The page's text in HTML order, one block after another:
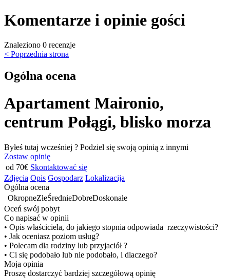
Komentarze i opinie gości
Znaleziono 0 recenzje
< Poprzednia strona
Ogólna ocena
Apartament Maironio,
centrum Połągi, blisko morza
Byłeś tutaj wcześniej ? Podziel się swoją opinią z innymi
Zostaw opinię
od 70€ Skontaktować się
Zdjęcia Opis Gospodarz Lokalizacija
Ogólna ocena
OkropneZłeŚrednieDobreDoskonałe
Oceń swój pobyt
Co napisać w opinii
• Opis właściciela, do jakiego stopnia odpowiada rzeczywistości?
• Jak oceniasz poziom usług?
• Polecam dla rodziny lub przyjaciół ?
• Ci się podobało lub nie podobało, i dlaczego?
Moja opinia
Proszę dostarczyć bardziej szczegółową opinię